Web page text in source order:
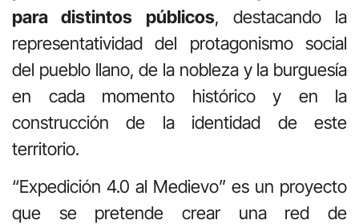
para distintos públicos, destacando la
representatividad del protagonismo social
del pueblo llano, de la nobleza y la burguesía
en cada momento histórico y en la
construcción de la identidad de este
territorio.
“Expedición 4.0 al Medievo” es un proyecto
que se pretende crear una red de